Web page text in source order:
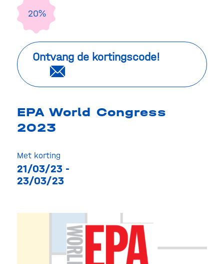
20%
Ontvang de kortingscode!
EPA World Congress
2023
Met korting
21/03/23 -
23/03/23